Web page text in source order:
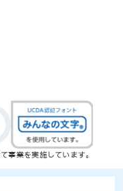
事業を実施しています。